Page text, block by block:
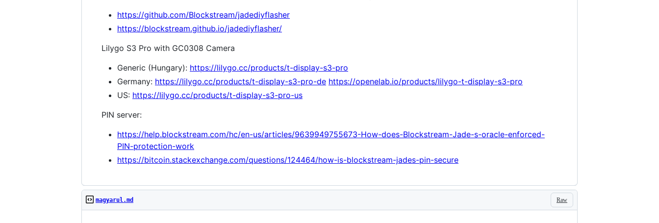
https://github.com/Blockstream/jadediyflasher
https://blockstream.github.io/jadediyflasher/
Lilygo S3 Pro with GC0308 Camera
Generic (Hungary): https://lilygo.cc/products/t-display-s3-pro
Germany: https://lilygo.cc/products/t-display-s3-pro-de https://openelab.io/products/lilygo-t-display-s3-pro
US: https://lilygo.cc/products/t-display-s3-pro-us
PIN server:
https://help.blockstream.com/hc/en-us/articles/9639949755673-How-does-Blockstream-Jade-s-oracle-enforced-
PIN-protection-work
https://bitcoin.stackexchange.com/questions/124464/how-is-blockstream-jades-pin-secure
Raw
magyarul.md